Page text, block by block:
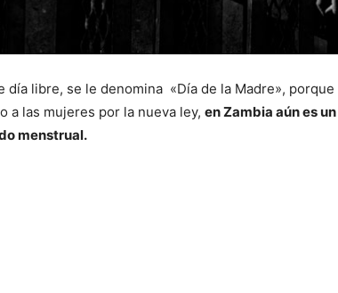
día libre, se le denomina «Día de la Madre»,
a las mujeres por la nueva ley, en Zambia aún es
menstrual.